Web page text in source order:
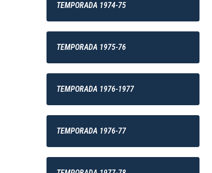
TEMPORADA 1974-75
TEMPORADA 1975-76
TEMPORADA 1976-1977
TEMPORADA 1976-77